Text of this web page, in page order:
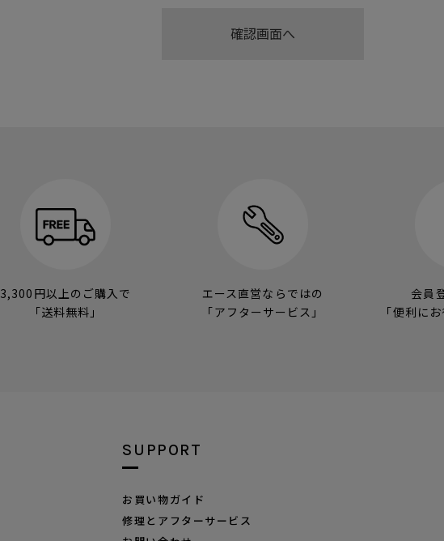
3,300円以上のご購入で
「送料無料」
エース直営ならではの
「アフターサービス」
会員
「便利に
SUPPORT
お買い物ガイド
修理とアフターサービス